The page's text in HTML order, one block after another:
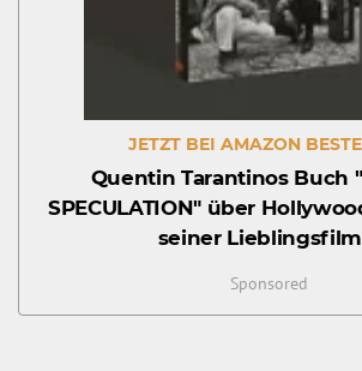
JETZT BEI AMAZON
Quentin Tarantinos Buch
SPECULATION" über
seiner
Sponsored